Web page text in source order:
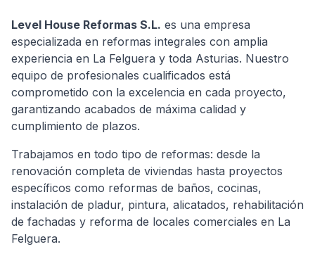
Level House Reformas S.L. es una empresa
especializada en reformas integrales con amplia
experiencia en La Felguera y toda Asturias. Nuestro
equipo de profesionales cualificados está
comprometido con la excelencia en cada proyecto,
garantizando acabados de máxima calidad y
cumplimiento de plazos.
Trabajamos en todo tipo de reformas: desde la
renovación completa de viviendas hasta proyectos
específicos como reformas de baños, cocinas,
instalación de pladur, pintura, alicatados, rehabilitación
de fachadas y reforma de locales comerciales en La
Felguera.